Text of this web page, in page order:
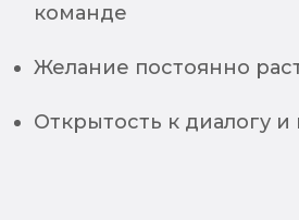
команде
Желание постоянно
Открытость к диалогу